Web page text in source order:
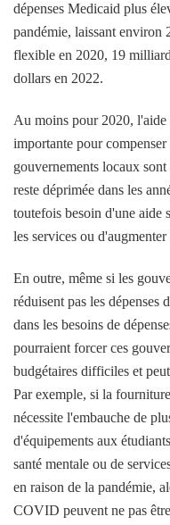
dépenses Medicaid plus
pandémie, laissant environ
flexible en 2020, 19
dollars en 2022.
Au moins pour 2020, l'aide
importante pour
gouvernements locaux
reste déprimée dans les
toutefois besoin d'une aide
les services ou
En outre, même si les
réduisent pas les dépenses
dans les besoins de
pourraient forcer ces
budgétaires difficiles et
Par exemple, si la
nécessite l'embauche de
d'équipements aux
santé mentale ou de
en raison de la pandémie,
COVID peuvent ne pas